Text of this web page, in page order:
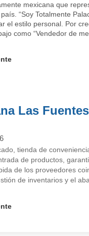
mexicana que
“Soy Totalmente
el estilo personal. Por
como “Vendedor de
Las Fuentes
tienda de
de productos,
de los proveedores
de inventarios y el